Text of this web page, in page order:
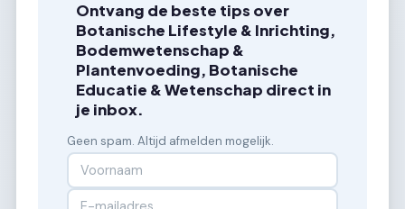
Ontvang de beste tips over
Botanische Lifestyle & Inrichting,
Bodemwetenschap &
Plantenvoeding, Botanische
Educatie & Wetenschap direct in
je inbox.
Geen spam. Altijd afmelden mogelijk.